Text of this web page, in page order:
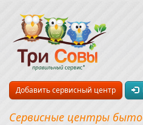
Добавить сервисный центр
Сервисные центры